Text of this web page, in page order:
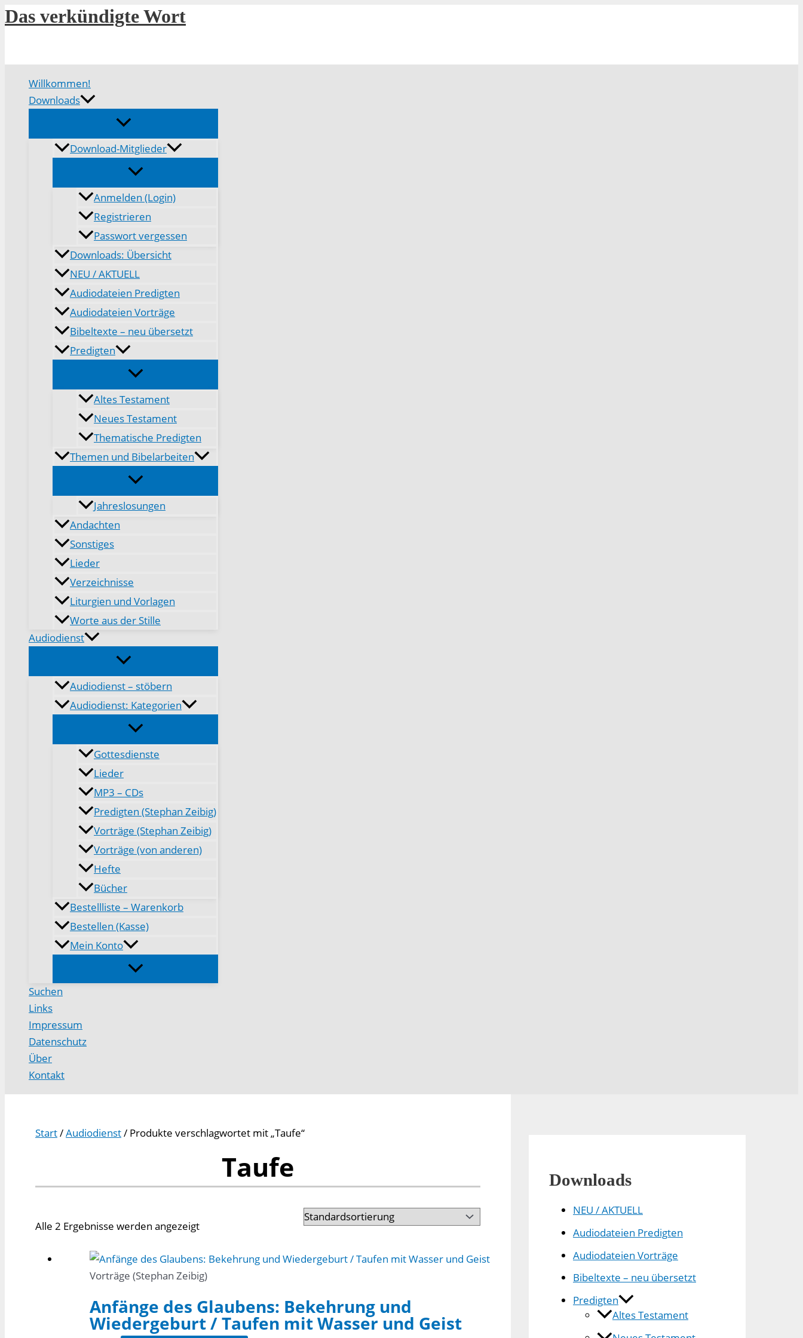
Zum
Inhalt
Das verkündigte Wort
Willkommen!
Downloads
Download-Mitglieder
Anmelden (Login)
Registrieren
Passwort vergessen
Downloads: Übersicht
NEU / AKTUELL
Audiodateien Predigten
Audiodateien Vorträge
Bibeltexte – neu übersetzt
Predigten
Altes Testament
Neues Testament
Thematische Predigten
Themen und Bibelarbeiten
Jahreslosungen
Andachten
Sonstiges
Lieder
Verzeichnisse
Liturgien und Vorlagen
Worte aus der Stille
Audiodienst
Audiodienst – stöbern
Audiodienst: Kategorien
Gottesdienste
Lieder
MP3 – CDs
Predigten (Stephan Zeibig)
Vorträge (Stephan Zeibig)
Vorträge (von anderen)
Hefte
Bücher
Bestellliste – Warenkorb
Bestellen (Kasse)
Mein Konto
Suchen
Links
Impressum
Datenschutz
Über
Kontakt
Start/Audiodienst/ Produkte verschlagwortet mit „Taufe“
Taufe
Alle 2 Ergebnisse werden angezeigt
Vorträge (Stephan Zeibig)
Anfänge des Glaubens: Bekehrung und
Wiedergeburt / Taufen mit Wasser und Geist
Downloads
NEU / AKTUELL
Audiodateien Predigten
Audiodateien Vorträge
Bibeltexte – neu übersetzt
Predigten
Altes Testament